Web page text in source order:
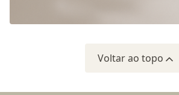
Voltar ao topo